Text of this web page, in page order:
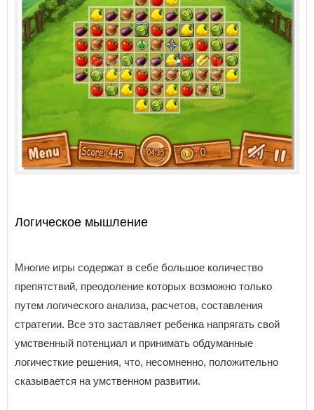
Логическое мышление
Многие игры содержат в себе большое количество
препятствий, преодоление которых возможно только
путем логического анализа, расчетов, составления
стратегии. Все это заставляет ребенка напрягать свой
умственный потенциал и принимать обдуманные
логичесткие решения, что, несомненно, положительно
сказывается на умственном развитии.